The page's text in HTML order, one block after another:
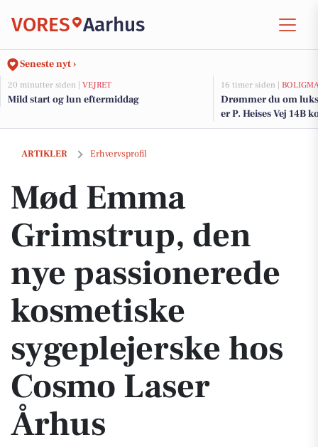
VORES Aarhus
Seneste nyt ›
20 minutter siden | VEJRET
Mild start og lun eftermiddag
16 timer siden |
Drømmer du om
er P. Heises Vej 14B
og de dyreste boliger
ARTIKLER Erhvervsprofil
Mød Emma Grimstrup, den nye passionerede kosmetiske
Mød Emma
Grimstrup, den
nye passionerede
kosmetiske
sygeplejerske hos
Cosmo Laser
Århus